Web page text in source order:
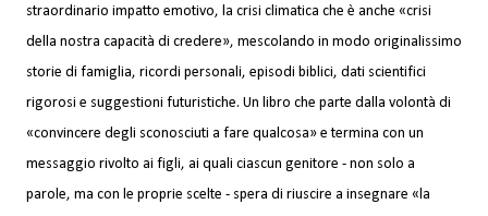
straordinario impatto emotivo, la crisi climatica che è anche «crisi
della nostra capacità di credere», mescolando in modo originalissimo
storie di famiglia, ricordi personali, episodi biblici, dati scientifici
rigorosi e suggestioni futuristiche. Un libro che parte dalla volontà di
«convincere degli sconosciuti a fare qualcosa» e termina con un
messaggio rivolto ai figli, ai quali ciascun genitore - non solo a
parole, ma con le proprie scelte - spera di riuscire a insegnare «la